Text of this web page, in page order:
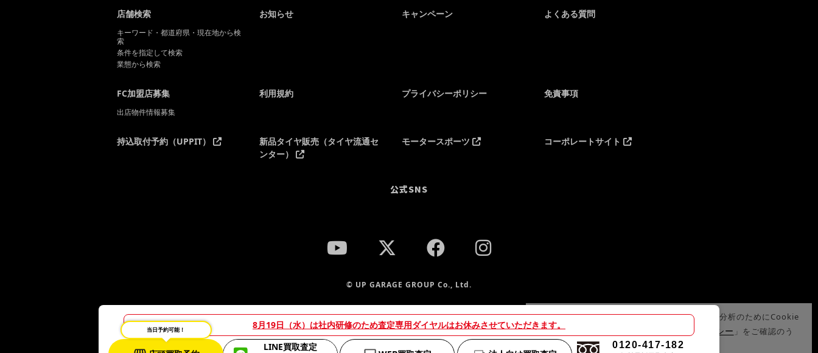
8月19日（水）は社内研修のため査定専用ダイヤルはお休みさせていただきます。
LINE買取査定
当日予約可能！
0120-417-182
店舗検索
キーワード・都道府県・現在地から検
索
条件を指定して検索
業態から検索
お知らせ キャンペーン よくある質問
FC加盟店募集
出店物件情報募集
利用規約 プライバシーポリシー 免責事項
持込取付予約（UPPIT）
新品タイヤ販売（タイヤ流通セ
ンター）
モータースポーツ コーポレートサイト
公式SNS
© UP GARAGE GROUP Co., Ltd.
当サイトでは、サイトの利便性向上や利用状況の分析のためにCookie
を使用しています。詳細は「
プライバシーポリシー 」をご確認のう
え、Cookieの使用にご同意ください。